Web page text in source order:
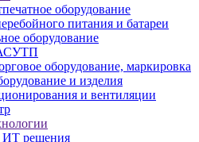
оборудование
питания и батареи
оборудование
оборудование, маркировка
и изделия
и вентиляции
ИТ решения